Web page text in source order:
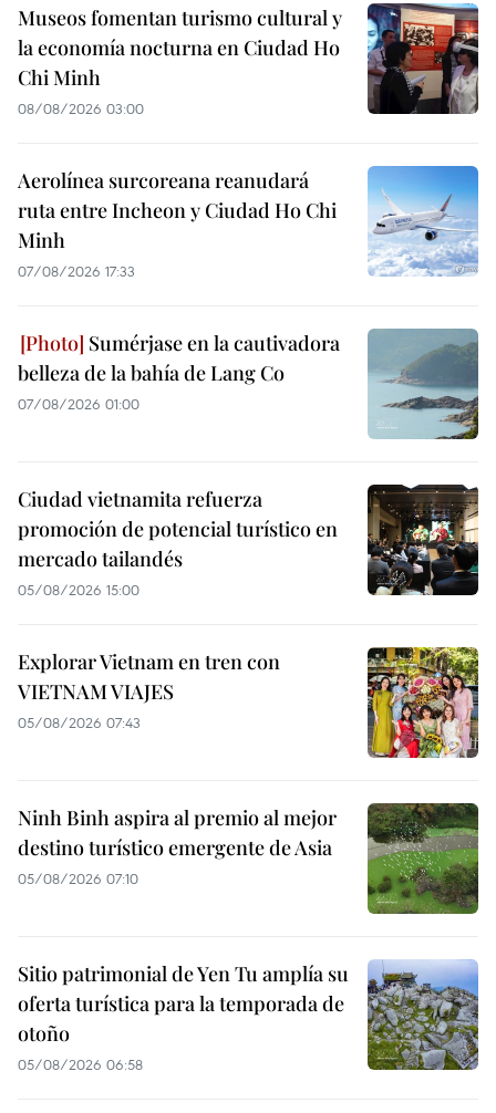
Museos fomentan turismo cultural y
la economía nocturna en Ciudad Ho
Chi Minh
08/08/2026 03:00
Aerolínea surcoreana reanudará
ruta entre Incheon y Ciudad Ho Chi
Minh
07/08/2026 17:33
Sumérjase en la cautivadora
belleza de la bahía de Lang Co
07/08/2026 01:00
Ciudad vietnamita refuerza
promoción de potencial turístico en
mercado tailandés
05/08/2026 15:00
Explorar Vietnam en tren con
VIETNAM VIAJES
05/08/2026 07:43
Ninh Binh aspira al premio al mejor
destino turístico emergente de Asia
05/08/2026 07:10
Sitio patrimonial de Yen Tu amplía su
oferta turística para la temporada de
otoño
05/08/2026 06:58